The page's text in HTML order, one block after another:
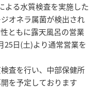
よる水質検査を実施した
オネラ属菌が検出され
ともに露天風呂の営業
25日(土)より通常営業を
査を行い、中部保健所
を予定しております